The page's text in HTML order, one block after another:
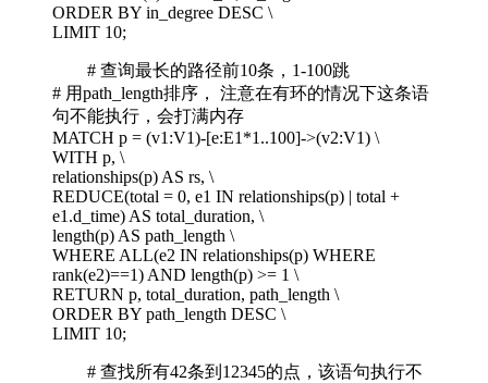
ORDER BY in_degree DESC \
LIMIT 10;
# 查询最长的路径前10条，1-100跳
# 用path_length排序， 注意在有环的情况下这条语
句不能执行，会打满内存
MATCH p = (v1:V1)-[e:E1*1..100]->(v2:V1) \
WITH p, \
relationships(p) AS rs, \
REDUCE(total = 0, e1 IN relationships(p) | total +
e1.d_time) AS total_duration, \
length(p) AS path_length \
WHERE ALL(e2 IN relationships(p) WHERE
rank(e2)==1) AND length(p) >= 1 \
RETURN p, total_duration, path_length \
ORDER BY path_length DESC \
LIMIT 10;
# 查找所有42条到12345的点，该语句执行不